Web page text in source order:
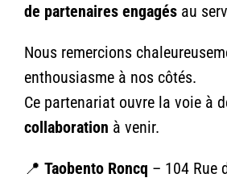
de partenaires engagés au
Nous remercions
enthousiasme à nos côtés.
Ce partenariat ouvre la voie à
collaboration à venir.
📍 Taobento Roncq – 104 Rue